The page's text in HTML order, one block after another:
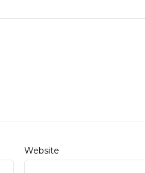
Website